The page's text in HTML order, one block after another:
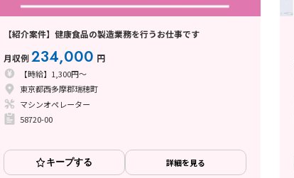
【紹介案件】健康食品の製造業務を行うお仕事です
月収例234,000 円
【時給】1,300円～
東京都西多摩郡瑞穂町
マシンオペレーター
58720-00
キープする 詳細を見る